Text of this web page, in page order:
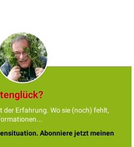
der Erfahrung. Wo sie (noch) fehlt,
Abonniere jetzt meinen